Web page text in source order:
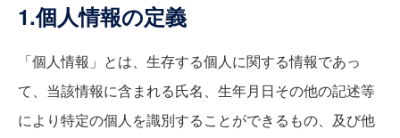
1.個人情報の定義
「個人情報」とは、生存する個人に関する情報であっ
て、当該情報に含まれる氏名、生年月日その他の記述等
により特定の個人を識別することができるもの、及び他